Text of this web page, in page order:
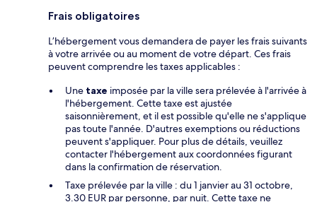
Frais obligatoires
L’hébergement vous demandera de payer les frais suivants
à votre arrivée ou au moment de votre départ. Ces frais
peuvent comprendre les taxes applicables :
Une taxe imposée par la ville sera prélevée à l'arrivée à
l'hébergement. Cette taxe est ajustée
saisonnièrement, et il est possible qu'elle ne s'applique
pas toute l'année. D'autres exemptions ou réductions
peuvent s'appliquer. Pour plus de détails, veuillez
contacter l'hébergement aux coordonnées figurant
dans la confirmation de réservation.
Taxe prélevée par la ville : du 1 janvier au 31 octobre,
3.30 EUR par personne, par nuit. Cette taxe ne